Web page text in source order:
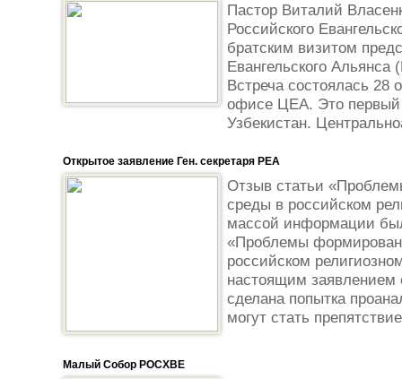
Пастор Виталий
Российского
братским визитом
Евангельского
Встреча состоялась 28
офисе ЦЕА. Это первый
Узбекистан.
Открытое заявление Ген. секретаря РЕА
Отзыв статьи
среды в российском
массой информации
«Проблемы
российском
настоящим
сделана попытка
могут стать
Малый Собор РОСХВЕ